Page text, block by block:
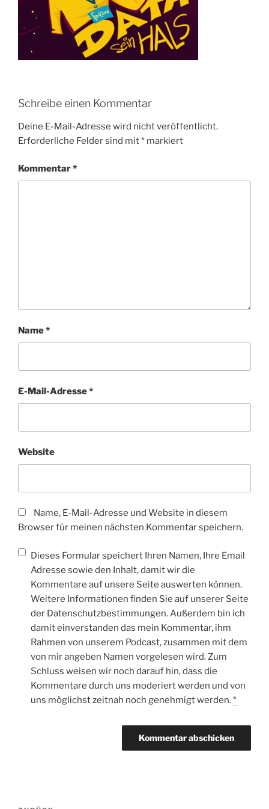
Schreibe einen Kommentar
Deine E-Mail-Adresse wird nicht veröffentlicht.
Erforderliche Felder sind mit* markiert
Kommentar*
Name*
E-Mail-Adresse*
Website
Name, E-Mail-Adresse und Website in diesem
Browser für meinen nächsten Kommentar speichern.
Dieses Formular speichert Ihren Namen, Ihre Email
Adresse sowie den Inhalt, damit wir die
Kommentare auf unsere Seite auswerten können.
Weitere Informationen finden Sie auf unserer Seite
der Datenschutzbestimmungen. Außerdem bin ich
damit einverstanden das mein Kommentar, ihm
Rahmen von unserem Podcast, zusammen mit dem
von mir angeben Namen vorgelesen wird. Zum
Schluss weisen wir noch darauf hin, dass die
Kommentare durch uns moderiert werden und von
uns möglichst zeitnah noch genehmigt werden.*
Beitragsnavigation